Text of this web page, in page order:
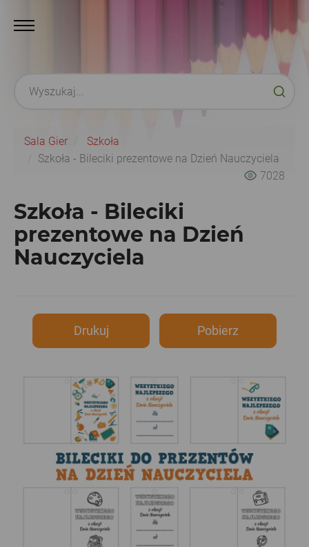
Sala Gier
Szkoła
Szkoła - Bileciki prezentowe na Dzień Nauczyciela
7028
Szkoła - Bileciki
prezentowe na Dzień
Nauczyciela
Drukuj Pobierz